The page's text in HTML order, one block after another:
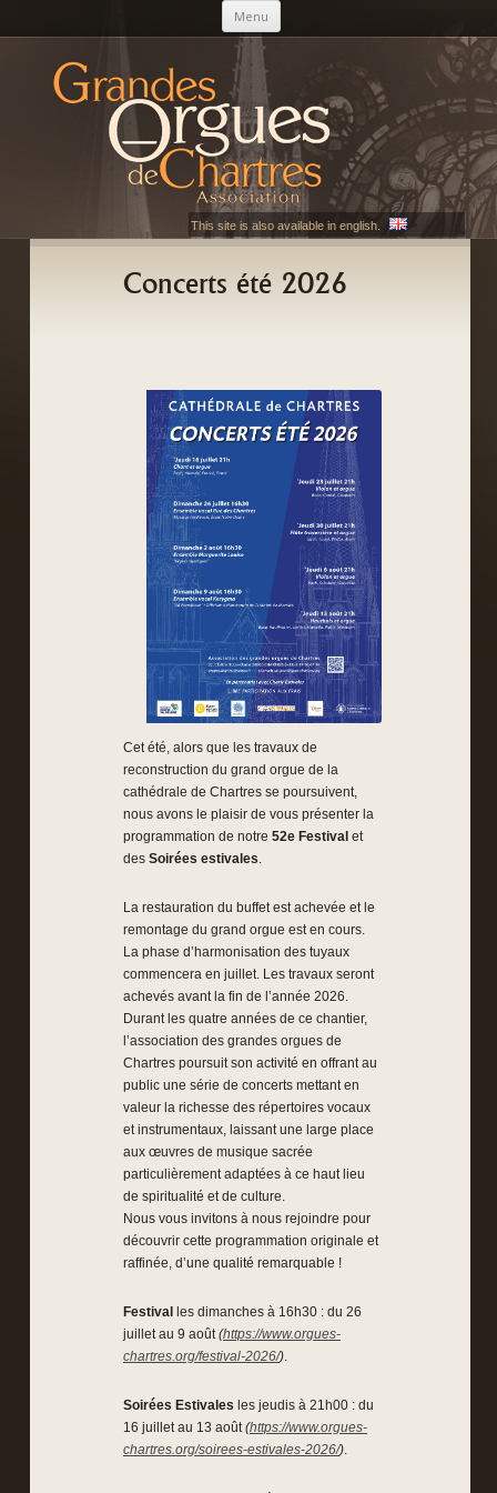
Menu Aller au contenu principal
AGOC
Les Grandes Orgues de Chartres
This site is also available in english.
Concerts été 2026
Cet été, alors que les travaux de
reconstruction du grand orgue de la
cathédrale de Chartres se poursuivent,
nous avons le plaisir de vous présenter la
programmation de notre 52e Festival et
des Soirées estivales.
La restauration du buffet est achevée et le
remontage du grand orgue est en cours.
La phase d’harmonisation des tuyaux
commencera en juillet. Les travaux seront
achevés avant la fin de l’année 2026.
Durant les quatre années de ce chantier,
l’association des grandes orgues de
Chartres poursuit son activité en offrant au
public une série de concerts mettant en
valeur la richesse des répertoires vocaux
et instrumentaux, laissant une large place
aux œuvres de musique sacrée
particulièrement adaptées à ce haut lieu
de spiritualité et de culture.
Nous vous invitons à nous rejoindre pour
découvrir cette programmation originale et
raffinée, d’une qualité remarquable !
Festival les dimanches à 16h30 : du 26
juillet au 9 août(https://www.orgues-
chartres.org/festival-2026/).
Soirées Estivales les jeudis à 21h00 : du
16 juillet au 13 août(https://www.orgues-
chartres.org/soirees-estivales-2026/).